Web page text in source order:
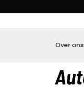
Over ons